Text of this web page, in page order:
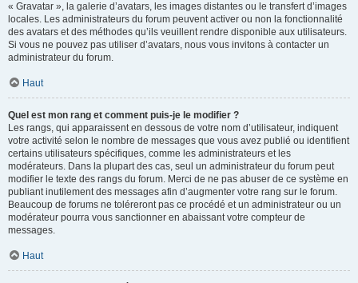
« Gravatar », la galerie d’avatars, les images distantes ou le transfert d’images
locales. Les administrateurs du forum peuvent activer ou non la fonctionnalité
des avatars et des méthodes qu’ils veuillent rendre disponible aux utilisateurs.
Si vous ne pouvez pas utiliser d’avatars, nous vous invitons à contacter un
administrateur du forum.
Haut
Quel est mon rang et comment puis-je le modifier ?
Les rangs, qui apparaissent en dessous de votre nom d’utilisateur, indiquent
votre activité selon le nombre de messages que vous avez publié ou identifient
certains utilisateurs spécifiques, comme les administrateurs et les
modérateurs. Dans la plupart des cas, seul un administrateur du forum peut
modifier le texte des rangs du forum. Merci de ne pas abuser de ce système en
publiant inutilement des messages afin d’augmenter votre rang sur le forum.
Beaucoup de forums ne toléreront pas ce procédé et un administrateur ou un
modérateur pourra vous sanctionner en abaissant votre compteur de
messages.
Haut